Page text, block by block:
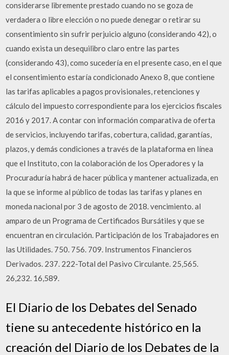
considerarse libremente prestado cuando no se goza de
verdadera o libre elección o no puede denegar o retirar su
consentimiento sin sufrir perjuicio alguno (considerando 42), o
cuando exista un desequilibro claro entre las partes
(considerando 43), como sucedería en el presente caso, en el que
el consentimiento estaría condicionado Anexo 8, que contiene
las tarifas aplicables a pagos provisionales, retenciones y
cálculo del impuesto correspondiente para los ejercicios fiscales
2016 y 2017. A contar con información comparativa de oferta
de servicios, incluyendo tarifas, cobertura, calidad, garantías,
plazos, y demás condiciones a través de la plataforma en línea
que el Instituto, con la colaboración de los Operadores y la
Procuraduría habrá de hacer pública y mantener actualizada, en
la que se informe al público de todas las tarifas y planes en
moneda nacional por 3 de agosto de 2018. vencimiento. al
amparo de un Programa de Certificados Bursátiles y que se
encuentran en circulación. Participación de los Trabajadores en
las Utilidades. 750. 756. 709. Instrumentos Financieros
Derivados. 237. 222-Total del Pasivo Circulante. 25,565.
26,232. 16,589.
El Diario de los Debates del Senado
tiene su antecedente histórico en la
creación del Diario de los Debates de la